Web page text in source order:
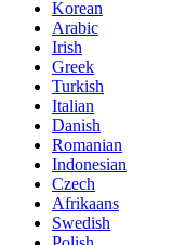
Korean
Arabic
Irish
Greek
Turkish
Italian
Danish
Romanian
Indonesian
Czech
Afrikaans
Swedish